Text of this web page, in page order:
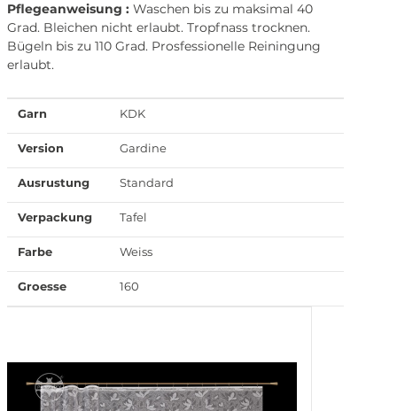
Pflegeanweisung : Waschen bis zu maksimal 40
Grad. Bleichen nicht erlaubt. Tropfnass trocknen.
Bügeln bis zu 110 Grad. Prosfessionelle Reiningung
erlaubt.
Garn KDK
Version Gardine
Ausrustung Standard
Verpackung Tafel
Farbe Weiss
Groesse 160